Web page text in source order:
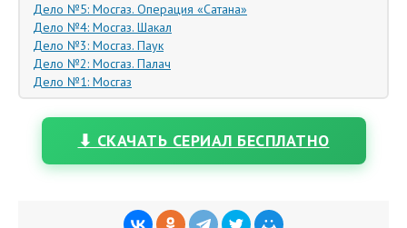
Дело №5: Мосгаз. Операция «Сатана»
Дело №4: Мосгаз. Шакал
Дело №3: Мосгаз. Паук
Дело №2: Мосгаз. Палач
Дело №1: Мосгаз
⬇ СКАЧАТЬ СЕРИАЛ БЕСПЛАТНО